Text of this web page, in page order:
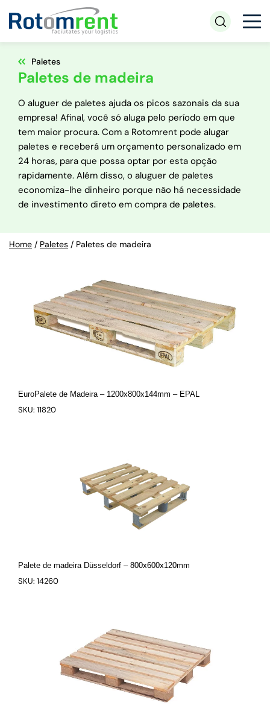
Paletes
Paletes de madeira
O aluguer de paletes ajuda os picos sazonais da sua
empresa! Afinal, você só aluga pelo período em que
tem maior procura. Com a Rotomrent pode alugar
paletes e receberá um orçamento personalizado em
24 horas, para que possa optar por esta opção
rapidamente. Além disso, o aluguer de paletes
economiza-lhe dinheiro porque não há necessidade
de investimento direto em compra de paletes.
Home / Paletes / Paletes de madeira
EuroPalete de Madeira – 1200x800x144mm – EPAL
SKU: 11820
Palete de madeira Düsseldorf – 800x600x120mm
SKU: 14260